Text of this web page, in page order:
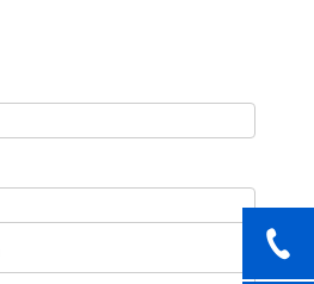
Kleine Präzisionsformen für die Extrusion von Lebensmittelfolien